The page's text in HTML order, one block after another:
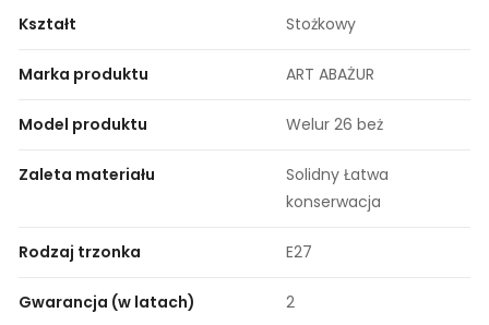
Kształt Stożkowy
Marka produktu ART ABAŻUR
Model produktu Welur 26 beż
Zaleta materiału
Solidny Łatwa
konserwacja
Rodzaj trzonka E27
Gwarancja (w latach) 2